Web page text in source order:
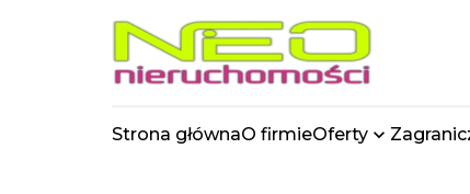
Strona głównaO firmieOferty